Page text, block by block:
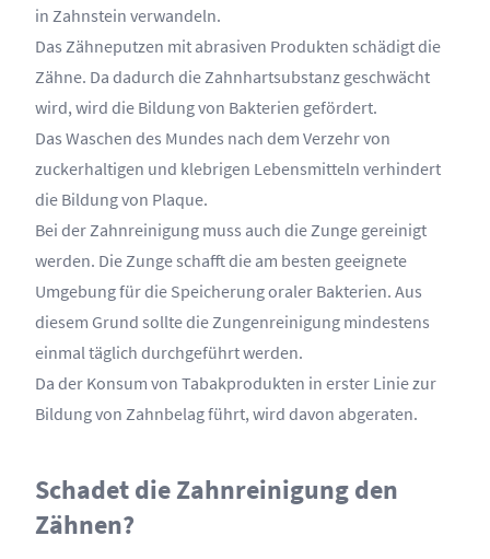
in Zahnstein verwandeln.
Das Zähneputzen mit abrasiven Produkten schädigt die
Zähne. Da dadurch die Zahnhartsubstanz geschwächt
wird, wird die Bildung von Bakterien gefördert.
Das Waschen des Mundes nach dem Verzehr von
zuckerhaltigen und klebrigen Lebensmitteln verhindert
die Bildung von Plaque.
Bei der Zahnreinigung muss auch die Zunge gereinigt
werden. Die Zunge schafft die am besten geeignete
Umgebung für die Speicherung oraler Bakterien. Aus
diesem Grund sollte die Zungenreinigung mindestens
einmal täglich durchgeführt werden.
Da der Konsum von Tabakprodukten in erster Linie zur
Bildung von Zahnbelag führt, wird davon abgeraten.
Schadet die Zahnreinigung den
Zähnen?